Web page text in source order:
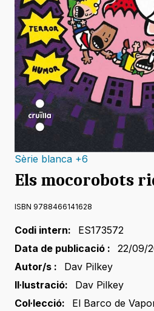
Sèrie blanca +6
Els mocorobots
ISBN 9788466141628
Codi intern:
ES173572
Data de publicació :
22/09/
Autor/s :
Dav Pilkey
Il·lustració:
Dav Pilkey
Col·lecció:
El Barco de